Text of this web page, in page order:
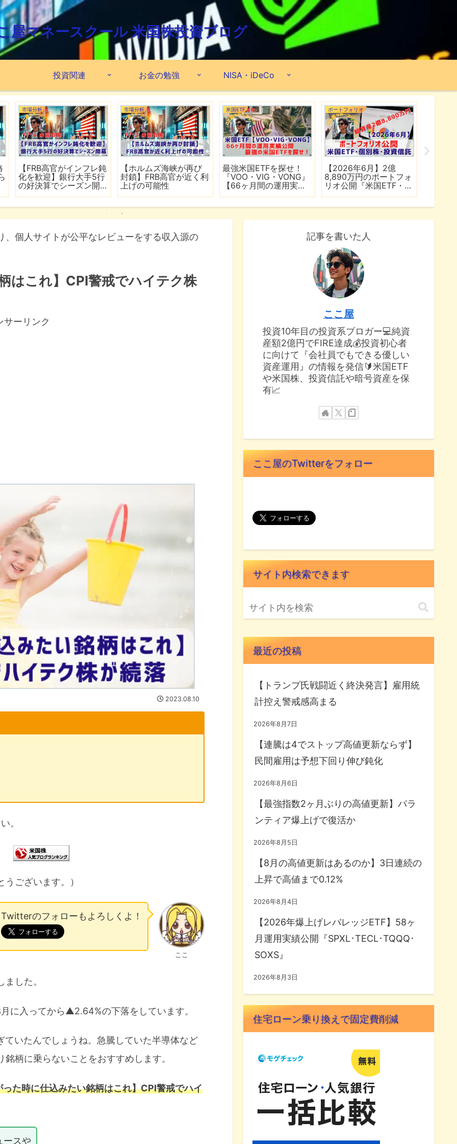
屋マネースクール 米国株投資ブログ
投資関連 お金の勉強 NISA・iDeCo
市場分析
【FRB高官がインフレ鈍
化を歓迎】銀行大手5行
の好決算でシーズン開
市場分析
【ホルムズ海峡が再び
封鎖】FRB高官が近く利
上げの可能性
米国ETF
最強米国ETFを探せ！
『VOO・VIG・VONG』
【66ヶ月間の運用実績
ポートフォリオ
【2026年6月】2億
8,890万円のポートフォ
リオ公開『米国ETF・個
個人サイトが公平なレビューをする収入源の
はこれ】CPI警戒でハイテク株
サーリンク
2023.08.10
。
ございます。）
ここ
Twitterのフォローもよろしくよ！
した。
に入ってから▲2.64%の下落をしています。
いたんでしょうね。急騰していた半導体など
柄に乗らないことをおすすめします。
った時に仕込みたい銘柄はこれ】CPI警戒でハイ
ースや
記事を書いた人
ここ屋
投資10年目の投資系ブロガー💻純資
産額2億円でFIRE達成💰投資初心者
に向けて『会社員でもできる優しい
資産運用』の情報を発信🔰米国ETF
や米国株、投資信託や暗号資産を保
有📈
ここ屋のTwitterをフォロー
サイト内検索できます
最近の投稿
【トランプ氏戦闘近く終決発言】雇用統
計控え警戒感高まる
2026年8月7日
【連騰は4でストップ高値更新ならず】
民間雇用は予想下回り伸び鈍化
2026年8月6日
【最強指数2ヶ月ぶりの高値更新】パラ
ンティア爆上げで復活か
2026年8月5日
【8月の高値更新はあるのか】3日連続の
上昇で高値まで0.12%
2026年8月4日
【2026年爆上げレバレッジETF】58ヶ
月運用実績公開『SPXL･TECL･TQQQ･
SOXS』
2026年8月3日
住宅ローン乗り換えで固定費削減